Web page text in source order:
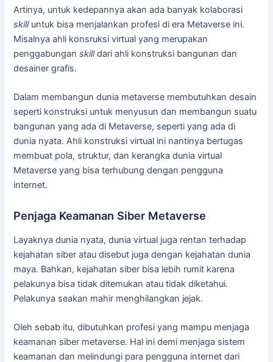
Artinya, untuk kedepannya akan ada banyak kolaborasi
skill untuk bisa menjalankan profesi di era Metaverse ini.
Misalnya ahli konsruksi virtual yang merupakan
penggabunganskilldari ahli konstruksi bangunan dan
desainer grafis.
Dalam membangun dunia metaverse membutuhkan desain
seperti konstruksi untuk menyusun dan membangun suatu
bangunan yang ada di Metaverse, seperti yang ada di
dunia nyata. Ahli konstruksi virtual ini nantinya bertugas
membuat pola, struktur, dan kerangka dunia virtual
Metaverse yang bisa terhubung dengan pengguna
internet.
Penjaga Keamanan Siber Metaverse
Layaknya dunia nyata, dunia virtual juga rentan terhadap
kejahatan siber atau disebut juga dengan kejahatan dunia
maya. Bahkan, kejahatan siber bisa lebih rumit karena
pelakunya bisa tidak ditemukan atau tidak diketahui.
Pelakunya seakan mahir menghilangkan jejak.
Oleh sebab itu, dibutuhkan profesi yang mampu menjaga
keamanan siber metaverse. Hal ini demi menjaga sistem
keamanan dan melindungi para pengguna internet dari